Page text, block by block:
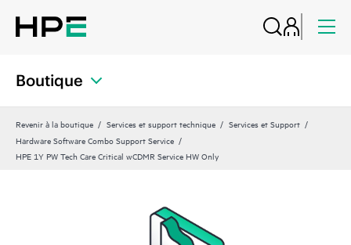
Boutique
Revenir à la boutique Services et support technique
Services et Support
Hardware Software Combo Support Service
HPE 1Y PW Tech Care Critical wCDMR Service HW Only